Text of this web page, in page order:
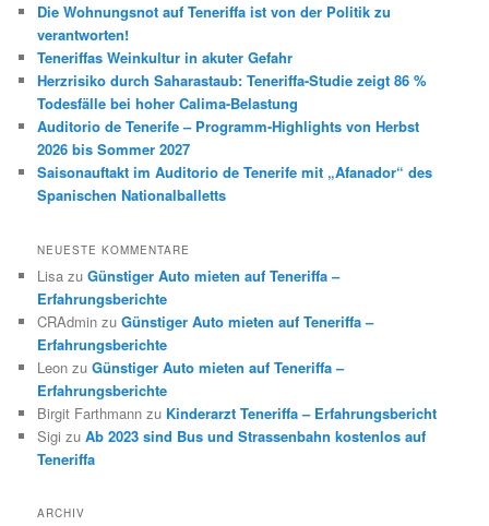
Die Wohnungsnot auf Teneriffa ist von der Politik zu
verantworten!
Teneriffas Weinkultur in akuter Gefahr
Herzrisiko durch Saharastaub: Teneriffa-Studie zeigt 86 %
Todesfälle bei hoher Calima-Belastung
Auditorio de Tenerife – Programm-Highlights von Herbst
2026 bis Sommer 2027
Saisonauftakt im Auditorio de Tenerife mit „Afanador“ des
Spanischen Nationalballetts
NEUESTE KOMMENTARE
Lisa zuGünstiger Auto mieten auf Teneriffa –
Erfahrungsberichte
CRAdmin zuGünstiger Auto mieten auf Teneriffa –
Erfahrungsberichte
Leon zuGünstiger Auto mieten auf Teneriffa –
Erfahrungsberichte
Birgit Farthmann zu Kinderarzt Teneriffa – Erfahrungsbericht
Sigi zuAb 2023 sind Bus und Strassenbahn kostenlos auf
Teneriffa
ARCHIV